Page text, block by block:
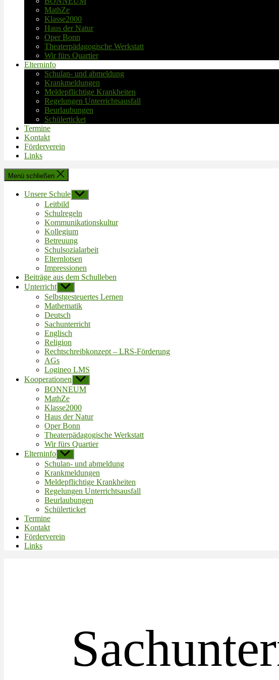
MathZe
Klasse2000
Haus der Natur
Oper Bonn
Theaterpädagogische Werkstatt
Wir fürs Quartier
Elterninfo
Schulan- und abmeldung
Krankmeldungen
Meldepflichtige Krankheiten
Regelungen Unterrichtsausfall
Beurlaubungen
Schülerticket
Termine
Kontakt
Förderverein
Links
Menü schließen
Unsere Schule Untermenü
anzeigen
Leitbild
Schulregeln
Kommunikationskultur
Kollegium
Betreuung
Schulsozialarbeit
Elternlotsen
Impressionen
Beiträge aus dem Schulleben
Unterricht Untermenü
anzeigen
Selbstgesteuertes Lernen
Mathematik
Deutsch
Sachunterricht
Englisch
Religion
Rechtschreibkonzept – LRS-Förderung
AGs
Logineo LMS
Kooperationen Untermenü
anzeigen
BONNEUM
MathZe
Klasse2000
Haus der Natur
Oper Bonn
Theaterpädagogische Werkstatt
Wir fürs Quartier
Elterninfo Untermenü
anzeigen
Schulan- und abmeldung
Krankmeldungen
Meldepflichtige Krankheiten
Regelungen Unterrichtsausfall
Beurlaubungen
Schülerticket
Termine
Kontakt
Förderverein
Links